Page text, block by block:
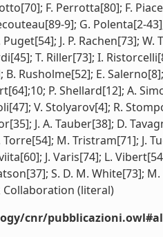
F. Perrotta[80]; F.
9]; G. Polenta[2-
J. P. Rachen[73];
T. Riller[73]; I.
Rusholme[52]; E.
P. Shellard[12]; A.
V. Stolyarov[4]; R.
J. A. Tauber[38]; D.
Torre[54]; M. Tristram[71]; J.
J. Varis[74]; L.
S. D. M. White[73];
Collaboration (literal)
cnr/